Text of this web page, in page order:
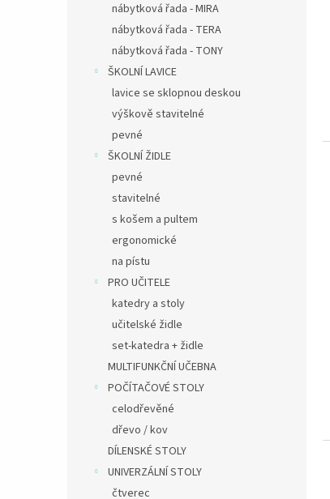
nábytková řada - MIRA
nábytková řada - TERA
nábytková řada - TONY
ŠKOLNÍ LAVICE
lavice se sklopnou deskou
výškově stavitelné
pevné
ŠKOLNÍ ŽIDLE
pevné
stavitelné
s košem a pultem
ergonomické
na pístu
PRO UČITELE
katedry a stoly
učitelské židle
set-katedra + židle
MULTIFUNKČNÍ UČEBNA
POČÍTAČOVÉ STOLY
celodřevěné
dřevo / kov
DÍLENSKÉ STOLY
UNIVERZÁLNÍ STOLY
čtverec